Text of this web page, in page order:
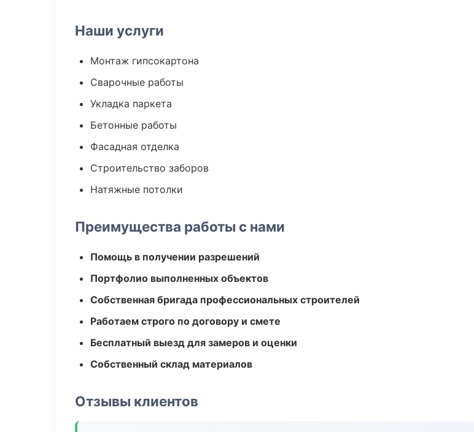
Наши услуги
Монтаж гипсокартона
Сварочные работы
Укладка паркета
Бетонные работы
Фасадная отделка
Строительство заборов
Натяжные потолки
Преимущества работы с нами
Помощь в получении разрешений
Портфолио выполненных объектов
Собственная бригада профессиональных строителей
Работаем строго по договору и смете
Бесплатный выезд для замеров и оценки
Собственный склад материалов
Отзывы клиентов